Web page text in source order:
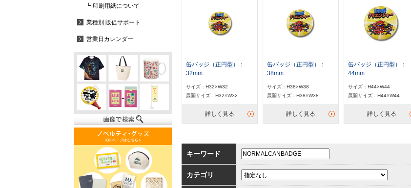
缶バッジ（正円型）：
32mm
サイズ：H32×W32
展開サイズ：H32×W32
詳しく見る
缶バッジ（正円型）：
38mm
サイズ：H38×W38
展開サイズ：H38×W38
詳しく見る
缶バッジ（正円型）：
44mm
サイズ：H44×W44
展開サイズ：H44×W44
詳しく見る
キーワード
カテゴリ
┗ 印刷用紙について
業種別 販促サポート
営業日カレンダー